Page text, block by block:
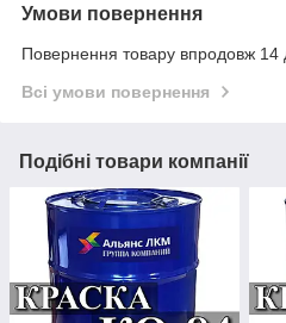
Умови повернення
Повернення товару впродовж 14
Всі умови повернення
Подібні товари компанії